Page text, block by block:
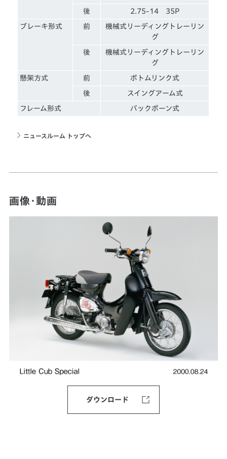
後 2.75-14 35P
ブレーキ形式 前
機械式リーディングトレーリン
グ
後
機械式リーディングトレーリン
グ
懸架方式 前 ボトムリンク式
後 スイングアーム式
フレーム形式 バックボーン式
ニュースルーム トップへ
画像・動画
ダウンロード